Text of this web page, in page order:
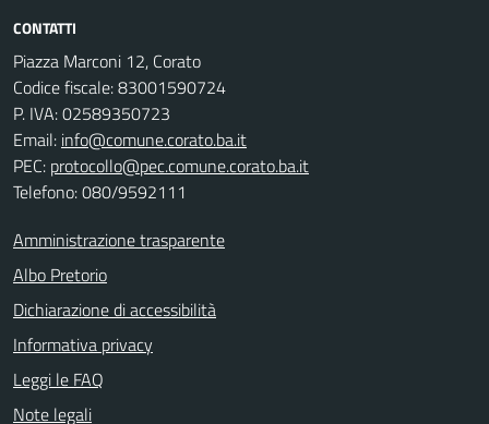
CONTATTI
Piazza Marconi 12, Corato
Codice fiscale: 83001590724
P. IVA: 02589350723
Email: info@comune.corato.ba.it
PEC: protocollo@pec.comune.corato.ba.it
Telefono: 080/9592111
Amministrazione trasparente
Albo Pretorio
Dichiarazione di accessibilità
Informativa privacy
Leggi le FAQ
Note legali